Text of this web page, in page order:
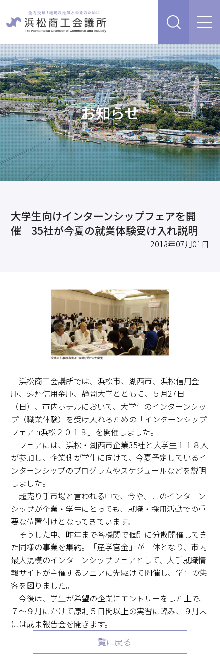
販路を開拓したい、新商品・サービス・技術を開発し
たい
人脈・ネットワークを広げたい
経営について相談したい（経営安定、専門家相談な
ど）
創業、事業承継について相談したい
資金を調達したい
補助金を活用したい
情報収集したい、自社PRをしたい
求職・採用・人材育成をしたい、セミナーで学びたい
経営支援・サービス
検定試験
セミナー・イベント情報
浜松商工会議所について
お問合せ
8:30～18:00（土日祝休）
お知らせ
大学生向けインターンシップフェアを開
催 35社が今夏の就業体験受け入れ説明
2018年07月01日
浜松商工会議所では、浜松市、湖西市、浜松信用金
庫、遠州信用金庫、静岡大学とともに、５月27日
（日）、市内ホテルにおいて、大学生のインターンシッ
プ（職業体験）を受け入れるための「インターンシップ
フェアin浜松２０１８」を開催しました。
フェアには、浜松・湖西市企業35社と大学生１１８人
が参加し、企業側が学生に向けて、今夏予定しているイ
ンターンシップのプログラムやスケジュールなどを説明
しました。
超売り手市場と言われる中で、今や、このインターン
シップが企業・学生にとっても、就職・採用活動での重
要な位置付けとなってきています。
そうした中、昨年まで各機関で個別に分散開催してき
た同様の事業を集約。「産学官金」が一体となり、市内
最大規模のインターンシップフェアとして、大手就職情
報サイトが主催するフェアに先駆けて開催し、学生の集
客を図りました。
今後は、学生が希望の企業にエントリーをした上で、
７〜９月にかけて原則５日間以上の実習に臨み、９月末
には成果報告会を開きます。
一覧に戻る